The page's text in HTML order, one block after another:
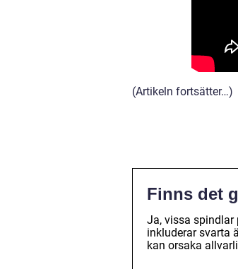
(Artikeln fortsätter…)
Finns det
Ja, vissa
inkluderar svarta
kan orsaka